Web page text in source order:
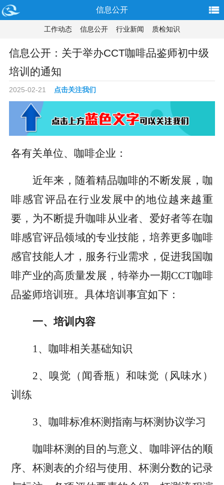
信息公开
工作动态 信息公开 行业新闻 质检知识
信息公开：关于举办CCT咖啡品鉴师初中级
培训的通知
2025-02-21 点击关注我们
各有关单位、咖啡企业：
近年来， 随着精品咖啡的不断发展 ， 咖
啡感官评品在行业发展中的地位越来越重
要，为不断提升咖啡从业者、爱好者等在咖
啡感官评品领域的专业技能，培养更多咖啡
感官技能人才，服务行业需求，促进我国咖
啡产业的高质量发展，特举办一期CCT咖啡
品鉴师培训班。具体培训事宜如下：
一、培训内容
1 、咖啡相关基础知识
2、嗅觉（闻香瓶）和味觉（风味水）
训练
3、 咖啡标准杯测指南与杯测协议学习
咖啡杯测的目的与意义 、 咖啡评估的顺
序、 杯测表的介绍与使用 、杯测分数的记录